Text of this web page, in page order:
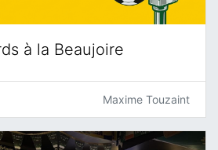
à la Beaujoire
Maxime Touzaint